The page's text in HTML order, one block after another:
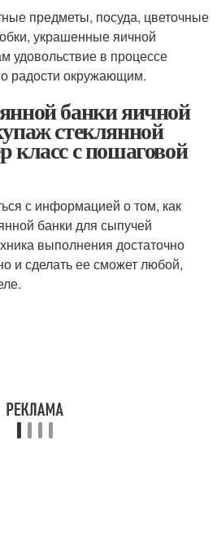
предметы, посуда, цветочные
украшенные яичной
удовольствие в процессе
радости окружающим.
банки яичной
стеклянной
класс с пошаговой
с информацией о том, как
банки для сыпучей
выполнения достаточно
и сделать ее сможет любой,